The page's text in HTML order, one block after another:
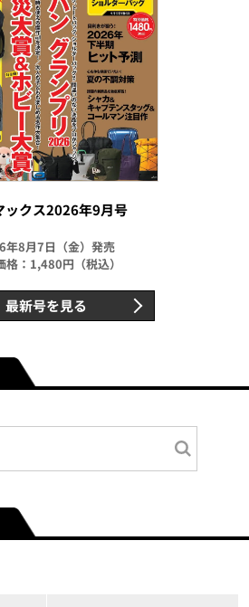
ックス2026年9月号
年8月7日（金）発売
格：1,480円（税込）
最新号を見る